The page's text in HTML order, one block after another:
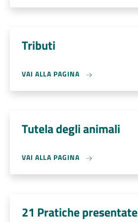
Tributi
VAI ALLA PAGINA
Tutela degli animali
VAI ALLA PAGINA
21 Pratiche presentate